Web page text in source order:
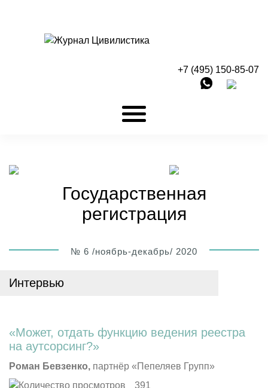
+7 (495) 150-85-07
Государственная
регистрация
№ 6 /ноябрь-декабрь/ 2020
Интервью
«Может, отдать функцию ведения реестра
на аутсорсинг?»
Роман Бевзенко, партнёр «Пепеляев Групп»
391